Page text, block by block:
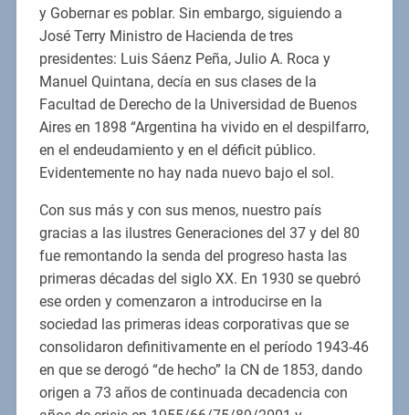
y Gobernar es poblar. Sin embargo, siguiendo a
José Terry Ministro de Hacienda de tres
presidentes: Luis Sáenz Peña, Julio A. Roca y
Manuel Quintana, decía en sus clases de la
Facultad de Derecho de la Universidad de Buenos
Aires en 1898 “Argentina ha vivido en el despilfarro,
en el endeudamiento y en el déficit público.
Evidentemente no hay nada nuevo bajo el sol.
Con sus más y con sus menos, nuestro país
gracias a las ilustres Generaciones del 37 y del 80
fue remontando la senda del progreso hasta las
primeras décadas del siglo XX. En 1930 se quebró
ese orden y comenzaron a introducirse en la
sociedad las primeras ideas corporativas que se
consolidaron definitivamente en el período 1943-46
en que se derogó “de hecho” la CN de 1853, dando
origen a 73 años de continuada decadencia con